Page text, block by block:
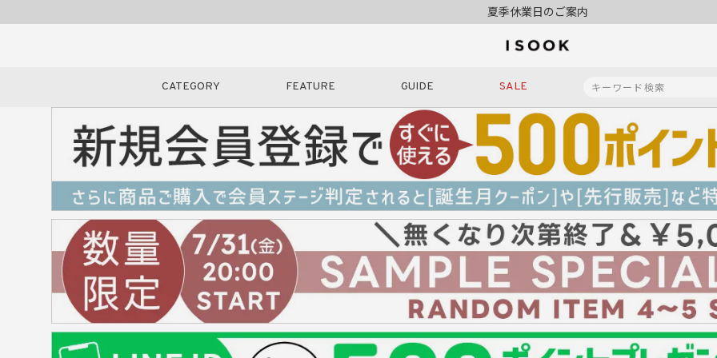
夏季休業日のご案内
10,000円以上ご購入で送料無料
夏季休業日のご案内
令和8年熊本地震の影響によるお荷物のお届けについて
CATEGORY FEATURE GUIDE SALE
キーワード 商品番号
販売タイプ
新着 再入荷 SALE
商品タイプ
ORIGINAL HIT
価格（税込）
〜